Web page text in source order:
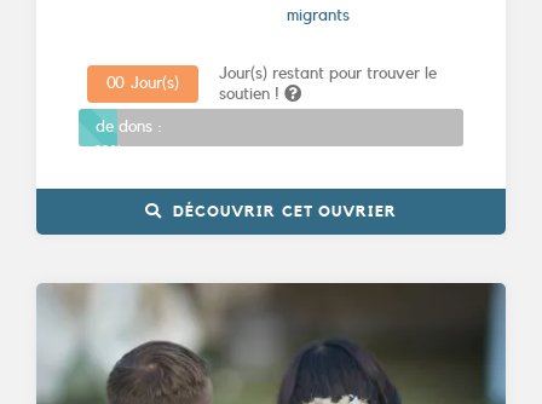
migrants
Jour(s) restant pour trouver le
soutien !
00 Jour(s)
Promesses
de dons :
10%
DÉCOUVRIR CET OUVRIER